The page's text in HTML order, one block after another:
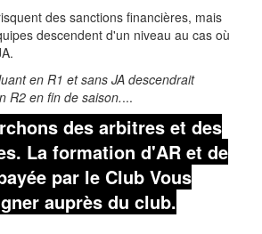
des sanctions financières, mais
descendent d'un niveau au cas où
en R1 et sans JA descendrait
R2 en fin de saison....
des arbitres et des
La formation d'AR et de
par le Club Vous
auprès du club.